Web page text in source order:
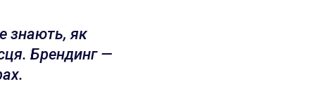
знають, як
Брендинг —